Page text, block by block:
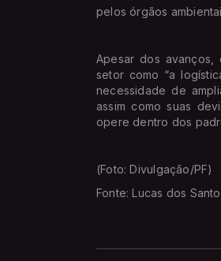
pelos órgãos
Apesar dos
setor como “a
necessidade de
assim como suas
opere dentro dos
(Foto: Divulgação/PF)
Fonte: Lucas dos